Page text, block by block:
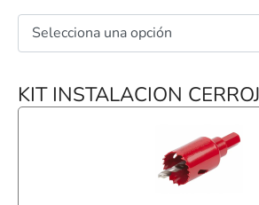
KIT INSTALACION